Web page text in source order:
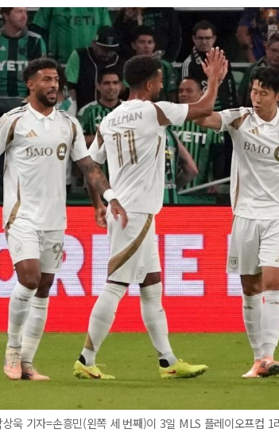
욱 기자=손흥민(왼쪽 세 번째)이 3일 MLS 플레이오프컵